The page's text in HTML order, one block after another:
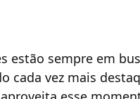
estão sempre em
cada vez mais